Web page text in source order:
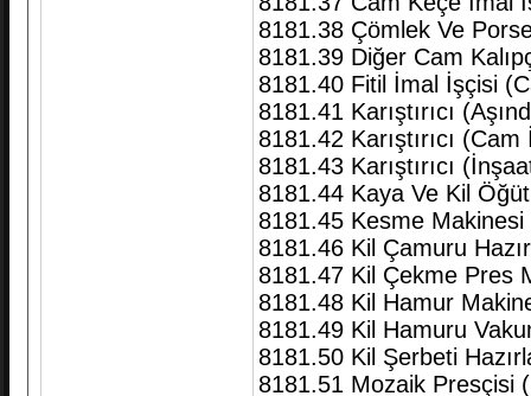
8181.38 Çömlek Ve
8181.39 Diğer Cam
8181.40 Fitil İmal İşçisi
8181.41 Karıştırıcı
8181.42 Karıştırıcı (Cam
8181.43 Karıştırıcı
8181.44 Kaya Ve Kil
8181.45 Kesme Makinesi
8181.46 Kil Çamuru
8181.47 Kil Çekme Pres
8181.48 Kil Hamur
8181.49 Kil Hamuru
8181.50 Kil Şerbeti
8181.51 Mozaik Presçisi